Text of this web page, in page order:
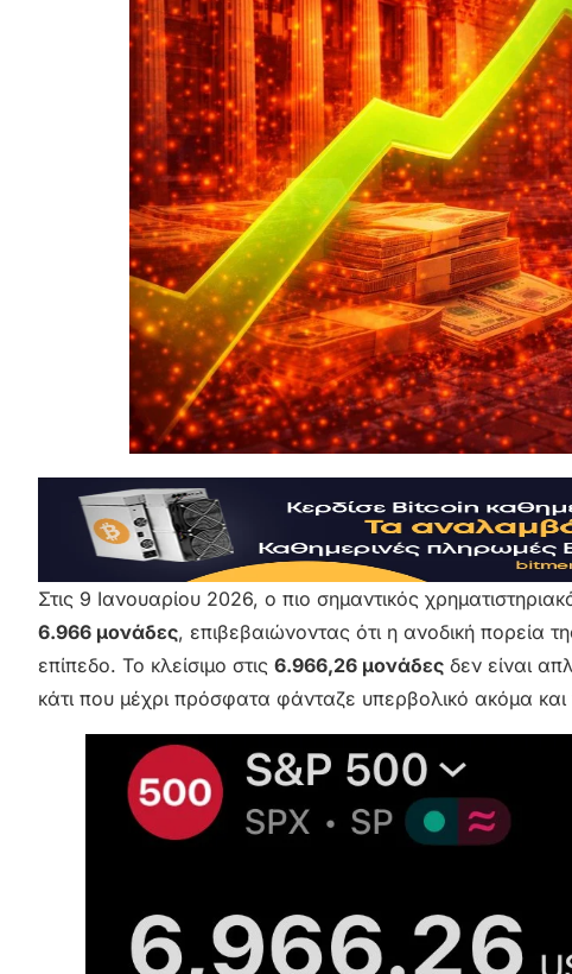
Στις 9 Ιανουαρίου 2026, ο πιο σημαντικός
6.966 μονάδες, επιβεβαιώνοντας ότι η ανοδική πορεία
επίπεδο. Το κλείσιμο στις 6.966,26 μονάδες δεν είναι
κάτι που μέχρι πρόσφατα φάνταζε υπερβολικό ακόμα και